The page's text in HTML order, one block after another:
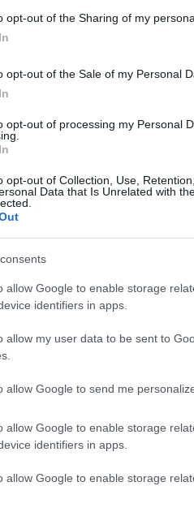
opt-out of the Sharing of my
opt-out of the Sale of my Personal
opt-out of processing my Personal
opt-out of Collection, Use,
Data that Is Unrelated with
allow Google to enable storage
identifiers in apps.
allow my user data to be sent to
allow Google to send me
allow Google to enable storage
identifiers in apps.
allow Google to enable storage
éves) elmaradásban
illetve
érsekkerti kutya helyzet,
Tehette, hisz a
A fideszes
felfestése, majd
egy esetleges
cseppet sem szép.
az emberi magatartás
látványosan
egri csoportja.
Nem
vagy dilettánsok
vagy igenis
tekinthetjük
az egyetem esetében,
bele a pofonba, mert ő